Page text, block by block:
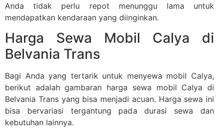
Anda tidak perlu repot menunggu lama untuk
mendapatkan kendaraan yang diinginkan.
Harga Sewa Mobil Calya di
Belvania Trans
Bagi Anda yang tertarik untuk menyewa mobil Calya,
berikut adalah gambaran harga sewa mobil Calya di
Belvania Trans yang bisa menjadi acuan. Harga sewa ini
bisa bervariasi tergantung pada durasi sewa dan
kebutuhan lainnya.